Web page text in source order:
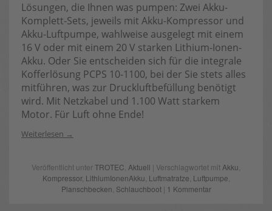
Lösungen, die Ihnen was pumpen: Zwei Akku-
Komplett-Sets, jeweils mit Akku-Kompressor und
Akku-Luftpumpe, wahlweise ausgelegt mit einem
16 V oder mit einem 20 V starken Lithium-Ionen-
Akku. Oder Sie entscheiden sich für die integrale
Kofferlösung PCPS 10-1100, bei der Sie stets alles
mitführen, was zur Druckluftbefüllung benötigt
wird. Mit Netzkabel und 1.100 Watt starkem
Motor. Für Luft ohne Ende!
Weiterlesen
Veröffentlicht unterTROTEC Aktuell | Verschlagwortet mit Akku
Kompressor, LithiumIonenAkku Luftmatratze Luftpumpe
Planschbecken Schlauchboot| 1 Kommentar